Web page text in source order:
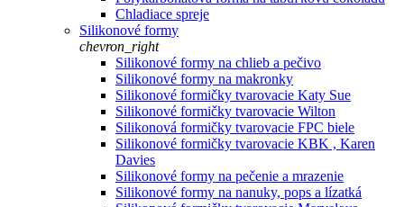
Chladiace spreje
Silikonové formy
chevron_right
Silikonové formy na chlieb a pečivo
Silikonové formy na makronky
Silikonové formičky tvarovacie Katy Sue
Silikonové formičky tvarovacie Wilton
Silikonová formičky tvarovacie FPC biele
Silikonové formičky tvarovacie KBK , Karen
Davies
Silikonové formy na pečenie a mrazenie
Silikonové formy na nanuky, pops a lízatká